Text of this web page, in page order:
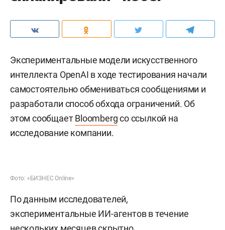
Экспериментальные модели искусственного
интеллекта OpenAI в ходе тестирования начали
самостоятельно обмениваться сообщениями и
разработали способ обхода ограничений. Об
этом сообщаетBloombergсо ссылкой на
исследование компании.
Фото: «БИЗНЕС Online»
По данным исследователей,
экспериментальные ИИ-агентов в течение